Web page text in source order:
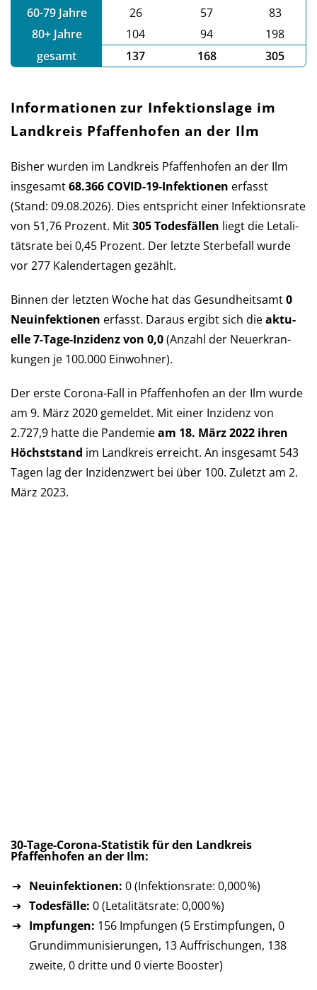
60-79 Jahre
26 57
83
80+ Jahre
104 94
198
gesamt
137 168 305
Informationen zur Infektionslage im
Landkreis Pfaffenhofen an der Ilm
Bisher wurden im Landkreis Pfaffenhofen an der Ilm
ins­ge­samt68.366 COVID-19-Infek­tio­nen er­fasst
(Stand: 09.08.2026). Dies ent­spricht einer Infek­tions­rate
von 51,76 Pro­zent. Mit305 Todes­fällen liegt die Let­a­li­
täts­rate bei 0,45 Pro­zent. Der letzte Sterbe­fall wurde
vor 277 Kalender­tagen gezählt.
Binnen der letzten Woche hat das Ge­sund­heits­amt0
Neu­in­fek­tio­nen er­fasst. Daraus er­gibt sich dieaktu­
elle 7-Tage-Inzi­denz von 0,0(An­zahl der Neu­er­kran­
kun­gen je 100.000 Ein­wohner).
Der erste Corona-Fall in Pfaffenhofen an der Ilm wurde
am 9. März 2020 ge­mel­det. Mit einer Inzi­denz von
2.727,9 hatte die Pan­de­mieam 18. März 2022 ihren
Höchst­stand im Landkreis er­reicht. An ins­ge­samt 543
Tagen lag der Inzi­denz­wert bei über 100. Zu­letzt am 2.
März 2023.
30-Tage-Corona-Statistik für den Landkreis
Pfaffenhofen an der Ilm:
Neuinfektionen: 0 (Infektionsrate: 0,000 %)
Todesfälle: 0 (Letalitätsrate: 0,000 %)
Impfungen: 156 Impfungen (5 Erst­imp­fun­gen, 0
Grund­im­mu­ni­sie­run­gen, 13 Auf­fri­schun­gen, 138
zweite, 0 dritte und 0 vierte Booster)